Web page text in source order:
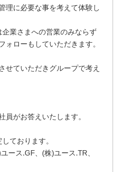
に必要な事を考えて体験し
さまへの営業のみならず
ーもしていただきます。
ていただきグループで考え
がお答えいたします。
ております。
ース.GF、(株)ユース.TR、